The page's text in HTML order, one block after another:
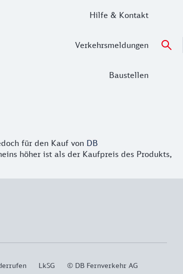
Hilfe & Kontakt
Verkehrsmeldungen
Baustellen
für den Kauf von DB
höher ist als der Kaufpreis des Produkts,
LkSG © DB Fernverkehr AG